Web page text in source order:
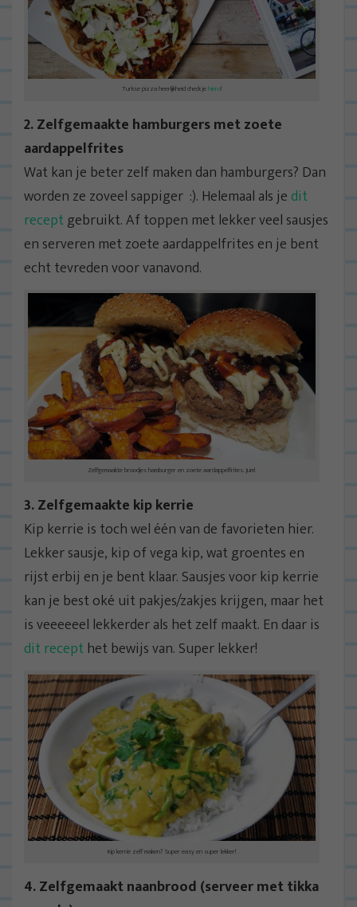
Turkse pizza heerlijkheid check jehiero!
2. Zelfgemaakte hamburgers met zoete
aardappelfrites
Wat kan je beter zelf maken dan hamburgers? Dan
worden ze zoveel sappiger :). Helemaal als je dit
receptgebruikt. Af toppen met lekker veel sausjes
en serveren met zoete aardappelfrites en je bent
echt tevreden voor vanavond.
Zelfgemaakte broodjes hamburger en zoete aardappelfrites. Jum!
3. Zelfgemaakte kip kerrie
Kip kerrie is toch wel één van de favorieten hier.
Lekker sausje, kip of vega kip, wat groentes en
rijst erbij en je bent klaar. Sausjes voor kip kerrie
kan je best oké uit pakjes/zakjes krijgen, maar het
is veeeeeel lekkerder als het zelf maakt. En daar is
dit recept het bewijs van. Super lekker!
Kip kerrie zelf maken? Super easy en super lekker!
4. Zelfgemaakt naanbrood (serveer met tikka